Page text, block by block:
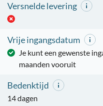
Versnelde levering
Vrije ingangsdatum
Je kunt een gewenste
maanden vooruit
Bedenktijd
14 dagen